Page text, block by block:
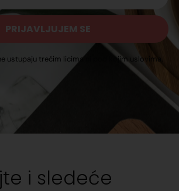
PRIJAVLJUJEM SE
ustupaju trećim licima ni pod kojim uslovima.
i sledeće